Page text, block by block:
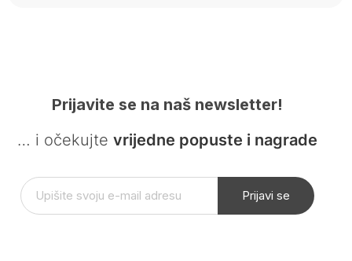
Prijavite se na naš newsletter!
… i očekujte vrijedne popuste i nagrade
Prijavi se